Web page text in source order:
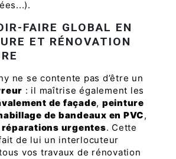
FAIRE GLOBAL EN
ET RÉNOVATION
ne se contente pas d’être un
: il maîtrise également les
de façade, peinture
de bandeaux en PVC,
réparations urgentes. Cette
de lui un interlocuteur
vos travaux de rénovation